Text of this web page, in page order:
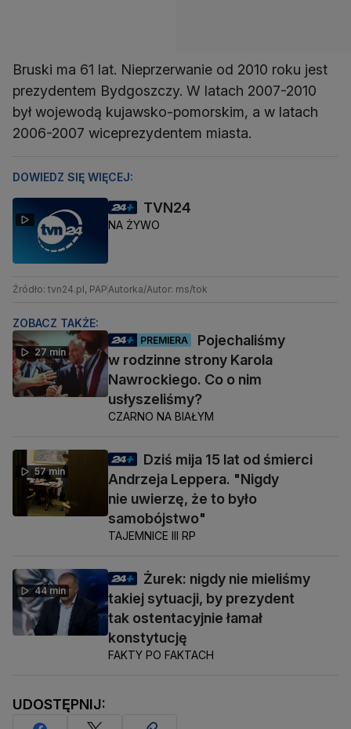
Bruski ma 61 lat. Nieprzerwanie od 2010 roku jest
prezydentem Bydgoszczy. W latach 2007-2010
był wojewodą kujawsko-pomorskim, a w latach
2006-2007 wiceprezydentem miasta.
DOWIEDZ SIĘ WIĘCEJ:
TVN24
NA ŻYWO
Źródło: tvn24.pl, PAPAutorka/Autor: ms/tok
ZOBACZ TAKŻE:
27 min
PREMIERA
Pojechaliśmy
w rodzinne strony Karola
Nawrockiego. Co o nim
usłyszeliśmy?
CZARNO NA BIAŁYM
57 min
Dziś mija 15 lat od śmierci
Andrzeja Leppera. "Nigdy
nie uwierzę, że to było
samobójstwo"
TAJEMNICE III RP
44 min
Żurek: nigdy nie mieliśmy
takiej sytuacji, by prezydent
tak ostentacyjnie łamał
konstytucję
FAKTY PO FAKTACH
UDOSTĘPNIJ: